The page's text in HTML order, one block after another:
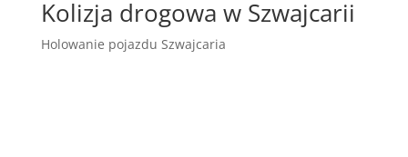
Kolizja drogowa w Szwajcarii
Holowanie pojazdu Szwajcaria